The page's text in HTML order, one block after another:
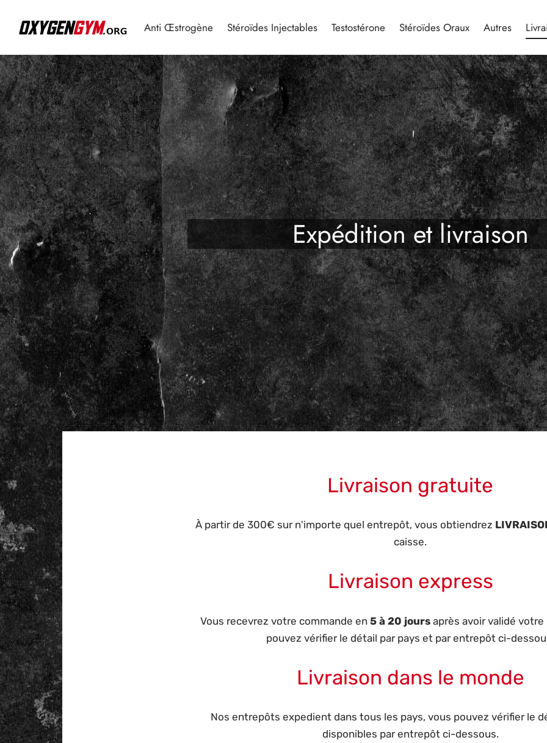
Anti Œstrogène Stéroïdes Injectables Testostérone Stéroïdes Oraux Autres
Expédition et livraison
Livraison gratuite
À partir de 300€ sur n'importe quel entrepôt, vous obtiendrez
caisse.
Livraison express
Vous recevrez votre commande en 5 à 20 jours après avoir validé
pouvez vérifier le détail par pays et par entrepôt ci-
Livraison dans le monde
Nos entrepôts expedient dans tous les pays, vous pouvez vérifier le
disponibles par entrepôt ci-dessous.